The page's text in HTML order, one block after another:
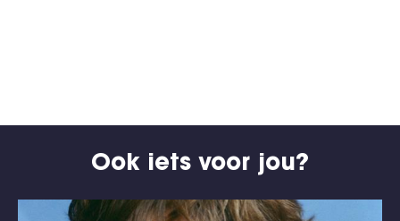
Ook iets voor jou?